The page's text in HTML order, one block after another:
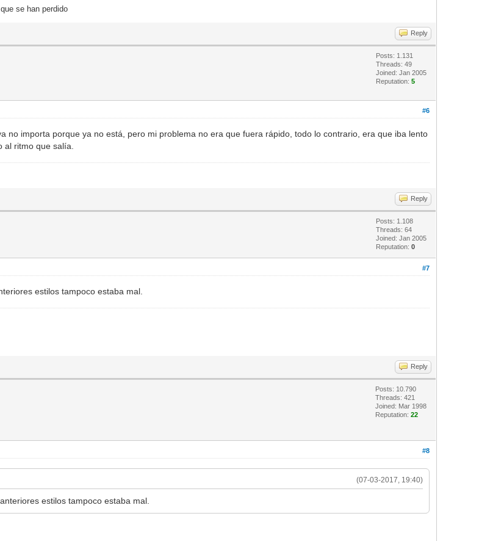
se han perdido
Reply
Posts: 1.131
Threads: 49
Joined: Jan 2005
Reputation:5
#6
no importa porque ya no está, pero mi problema no era que fuera rápido, todo lo contrario, era que iba lento
ritmo que salía.
Reply
Posts: 1.108
Threads: 64
Joined: Jan 2005
Reputation:0
#7
estilos tampoco estaba mal.
Reply
Posts: 10.790
Threads: 421
Joined: Mar 1998
Reputation:22
#8
(07-03-2017, 19:40)
estilos tampoco estaba mal.